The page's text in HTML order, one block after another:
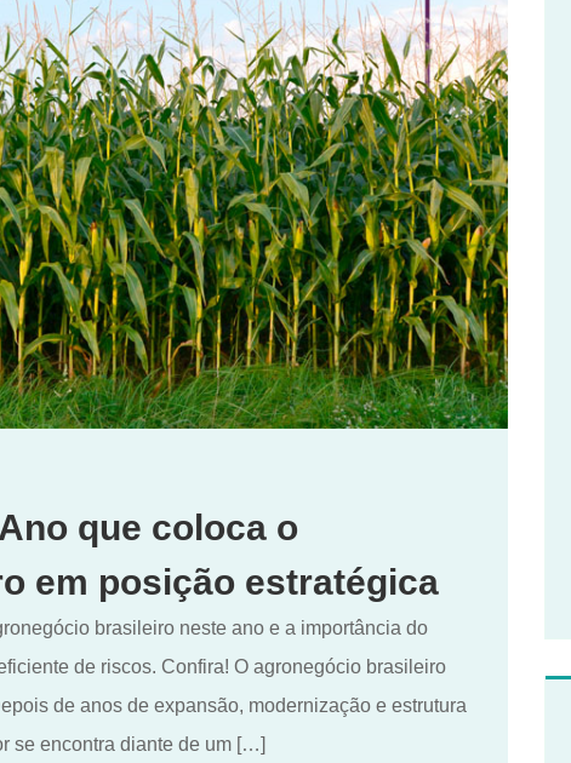
que coloca o
em posição estratégica
brasileiro neste ano e a importância do
de riscos. Confira! O agronegócio brasileiro
de anos de expansão, modernização e estrutura
se encontra diante de um […]